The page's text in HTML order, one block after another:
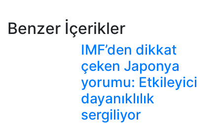
Benzer İçerikler
IMF’den dikkat
çeken Japonya
yorumu: Etkileyici
dayanıklılık
sergiliyor